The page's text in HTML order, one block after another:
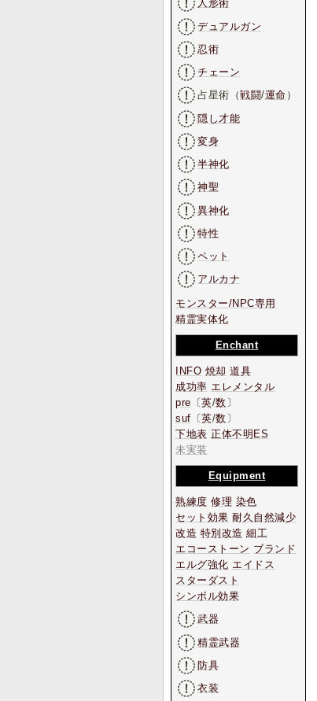
人形術
デュアルガン
忍術
チェーン
占星術（戦闘/運命 ）
隠し才能
変身
半神化
神聖
異神化
特性
ペット
アルカナ
モンスター/NPC専用
精霊実体化
Enchant
INFO 焼却 道具
成功率 エレメンタル
pre 〔英/数 〕
suf 〔英/数 〕
下地表 正体不明ES
未実装
Equipment
熟練度 修理 染色
セット効果 耐久自然減少
改造 特別改造 細工
エコーストーン ブランド
エルグ強化 エイドス
スターダスト
シンボル効果
武器
精霊武器
防具
衣装